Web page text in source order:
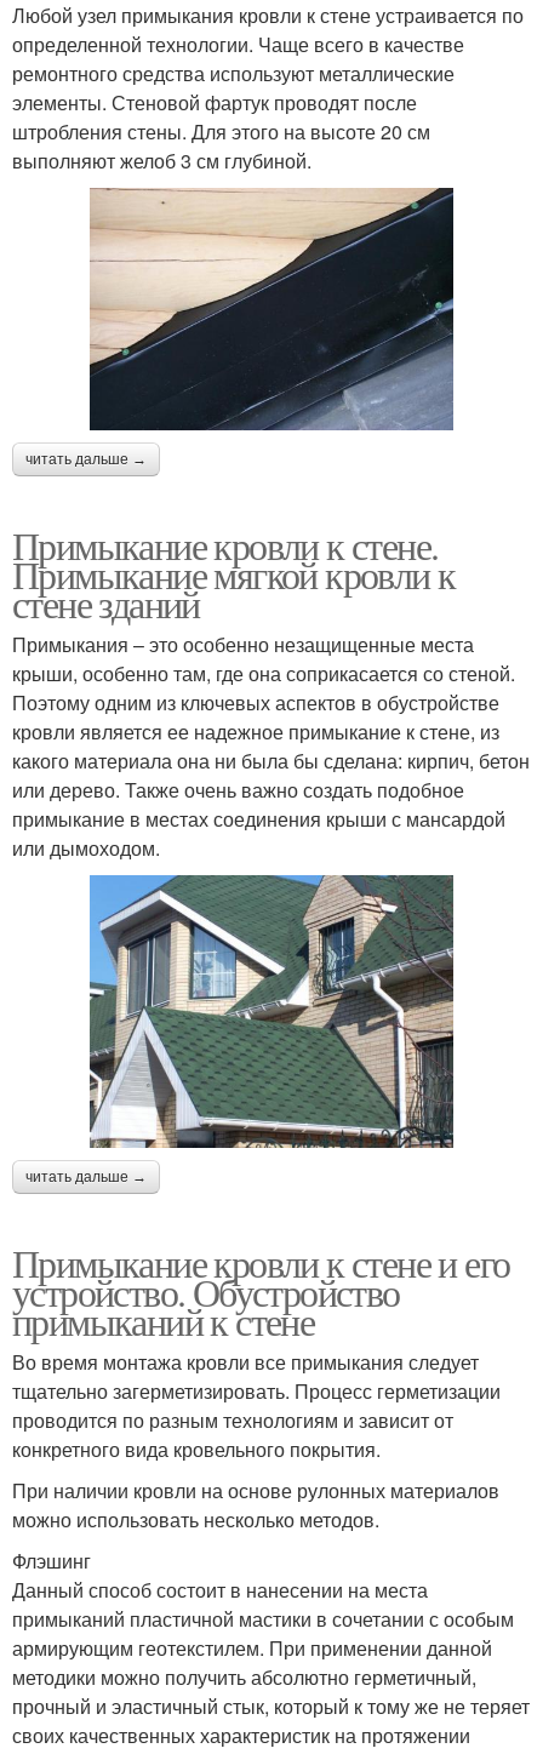
Любой узел примыкания кровли к стене устраивается по
определенной технологии. Чаще всего в качестве
ремонтного средства используют металлические
элементы. Стеновой фартук проводят после
штробления стены. Для этого на высоте 20 см
выполняют желоб 3 см глубиной.
читать дальше →
Примыкание кровли к стене.
Примыкание мягкой кровли к
стене зданий
Примыкания – это особенно незащищенные места
крыши, особенно там, где она соприкасается со стеной.
Поэтому одним из ключевых аспектов в обустройстве
кровли является ее надежное примыкание к стене, из
какого материала она ни была бы сделана: кирпич, бетон
или дерево. Также очень важно создать подобное
примыкание в местах соединения крыши с мансардой
или дымоходом.
читать дальше →
Примыкание кровли к стене и его
устройство. Обустройство
примыканий к стене
Во время монтажа кровли все примыкания следует
тщательно загерметизировать. Процесс герметизации
проводится по разным технологиям и зависит от
конкретного вида кровельного покрытия.
При наличии кровли на основе рулонных материалов
можно использовать несколько методов.
Флэшинг
Данный способ состоит в нанесении на места
примыканий пластичной мастики в сочетании с особым
армирующим геотекстилем. При применении данной
методики можно получить абсолютно герметичный,
прочный и эластичный стык, который к тому же не теряет
своих качественных характеристик на протяжении